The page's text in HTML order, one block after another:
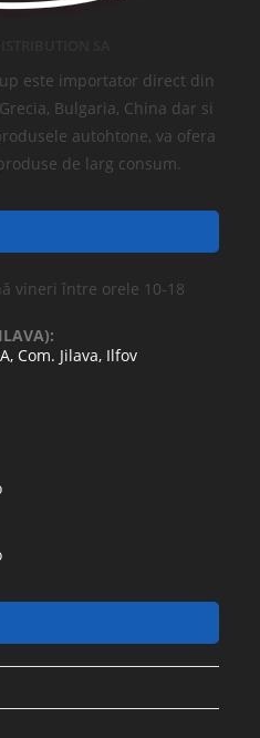
este importator direct din
Bulgaria, China dar si
autohtone, va ofera
de larg consum.
vineri între orele 10-18
Com. Jilava, Ilfov